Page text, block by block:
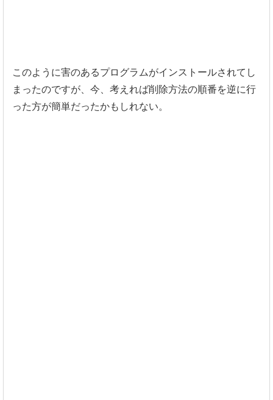
このように害のあるプログラムがインストールされてし
まったのですが、今、 考えれば削除方法の順番を逆に行
った方が簡単だったかもしれない。